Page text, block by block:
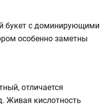
букет с доминирующими
особенно заметны
отличается
Живая кислотность